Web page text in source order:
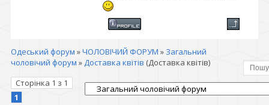
Одеський форум »ЧОЛОВІЧИЙ ФОРУМ » Загальний
чоловічий форум »Доставка квітів (Доставка квітів)
Сторінка 1 з 1
1